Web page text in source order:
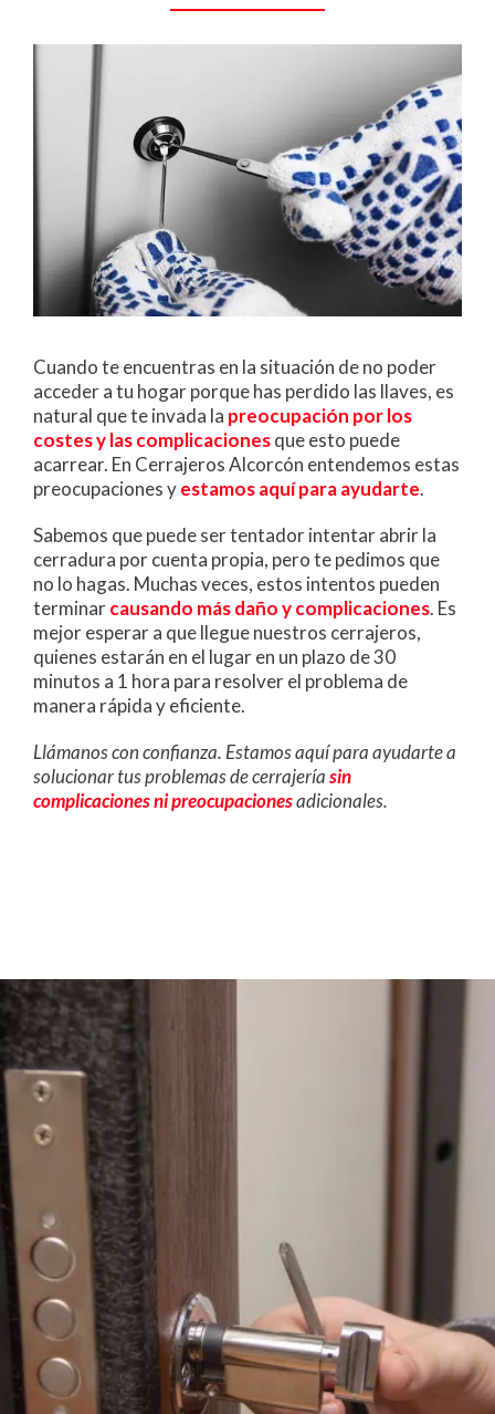
Cuando te encuentras en la situación de no poder
acceder a tu hogar porque has perdido las llaves, es
natural que te invada la preocupación por los
costes y las complicacionesque esto puede
acarrear. En Cerrajeros Alcorcón entendemos estas
preocupaciones yestamos aquí para ayudarte.
Sabemos que puede ser tentador intentar abrir la
cerradura por cuenta propia, pero te pedimos que
no lo hagas. Muchas veces, estos intentos pueden
terminarcausando más daño y complicaciones. Es
mejor esperar a que llegue nuestros cerrajeros,
quienes estarán en el lugar en un plazo de 30
minutos a 1 hora para resolver el problema de
manera rápida y eficiente.
Llámanos con confianza. Estamos aquí para ayudarte a
solucionar tus problemas de cerrajeríasin
complicaciones ni preocupacionesadicionales.